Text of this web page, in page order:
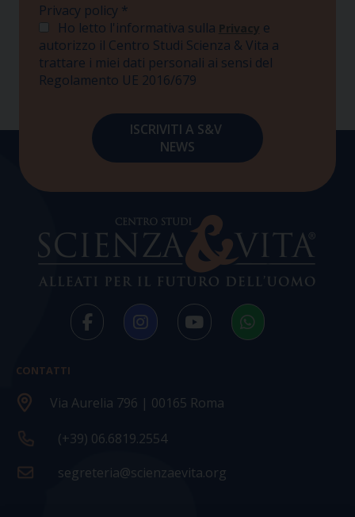
Privacy policy *
Ho letto l'informativa sulla Privacy e
autorizzo il Centro Studi Scienza & Vita a
trattare i miei dati personali ai sensi del
Regolamento UE 2016/679
CONTATTI
Via Aurelia 796 | 00165 Roma
(+39) 06.6819.2554
segreteria@scienzaevita.org